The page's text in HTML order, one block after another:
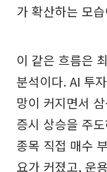
가 확산하는 모
이 같은 흐름은
분석이다. AI 투
망이 커지면서
증시 상승을 주
종목 직접 매수
요가 커졌고, 운